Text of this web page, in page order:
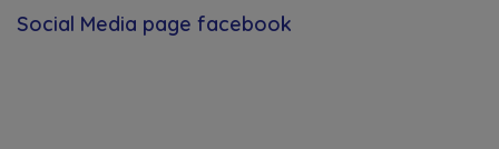
Social Media page facebook